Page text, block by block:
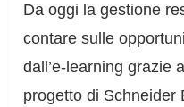
Da oggi la gestione
contare sulle
dall’e-learning grazie
progetto di Schneider